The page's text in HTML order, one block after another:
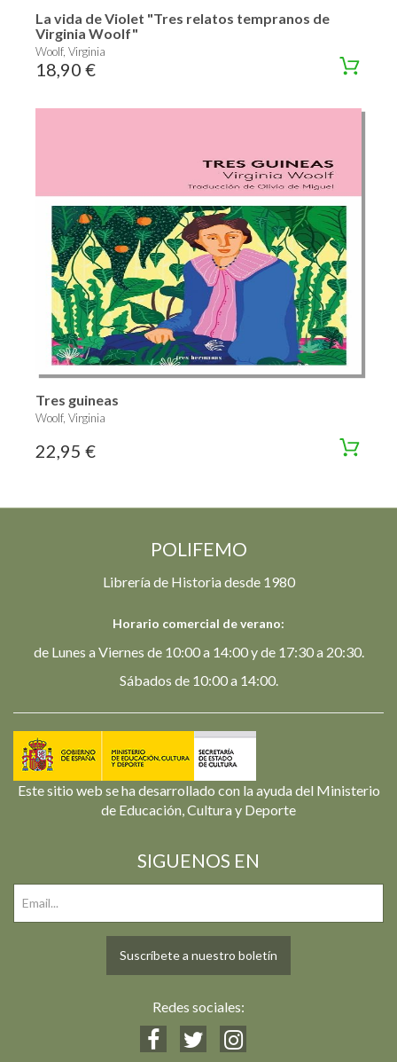
La vida de Violet "Tres relatos tempranos de
Virginia Woolf"
Woolf, Virginia
18,90 €
Tres guineas
Woolf, Virginia
22,95 €
POLIFEMO
Librería de Historia desde 1980
Horario comercial de verano:
de Lunes a Viernes de 10:00 a 14:00 y de 17:30 a 20:30.
Sábados de 10:00 a 14:00.
Este sitio web se ha desarrollado con la ayuda del Ministerio
de Educación, Cultura y Deporte
SIGUENOS EN
Suscríbete a nuestro boletín
Redes sociales: